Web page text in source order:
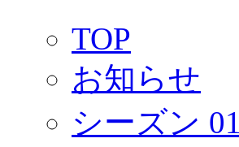
TOP
お知らせ
シーズン 01